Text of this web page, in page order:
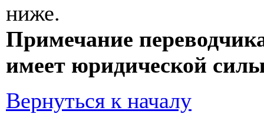
ниже.
Примечание
имеет юридической
Вернуться к началу